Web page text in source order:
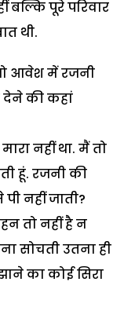
बल्कि पूरे परिवार
थी.
जो आवेश में रजनी
की कहां
नहीं था. मैं तो
हूं. रजनी की
नहीं जाती?
तो नहीं है न
सोचती उतना ही
का कोई सिरा